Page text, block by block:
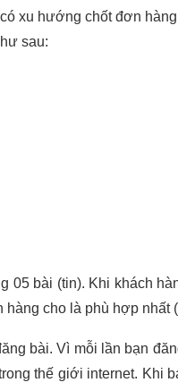
xu hướng chốt đơn
sau:
05 bài (tin). Khi khách
cho là phù hợp nhất
bài. Vì mỗi lần bạn
thế giới internet. Khi